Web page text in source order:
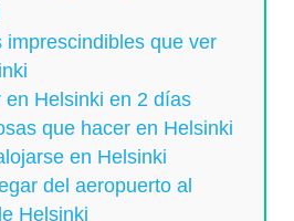
imprescindibles que ver
en Helsinki en 2 días
que hacer en Helsinki
en Helsinki
del aeropuerto al
Helsinki